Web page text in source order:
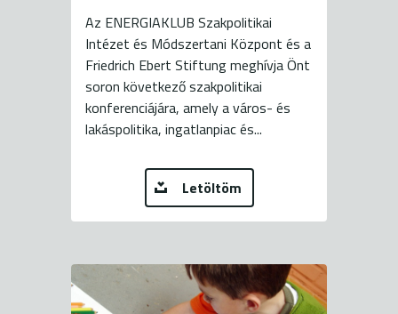
Az ENERGIAKLUB Szakpolitikai
Intézet és Módszertani Központ és a
Friedrich Ebert Stiftung meghívja Önt
soron következő szakpolitikai
konferenciájára, amely a város- és
lakáspolitika, ingatlanpiac és...
Letöltöm